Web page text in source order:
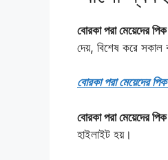
বোরকা পরা মেয়েদের
দেয়, বিশেষ করে
বোরকা পরা মেয়েদের
বোরকা পরা মেয়েদের
হাইলাইট হয়।